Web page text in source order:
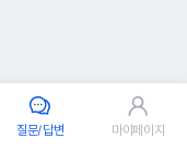
질문/답변 마이페이지